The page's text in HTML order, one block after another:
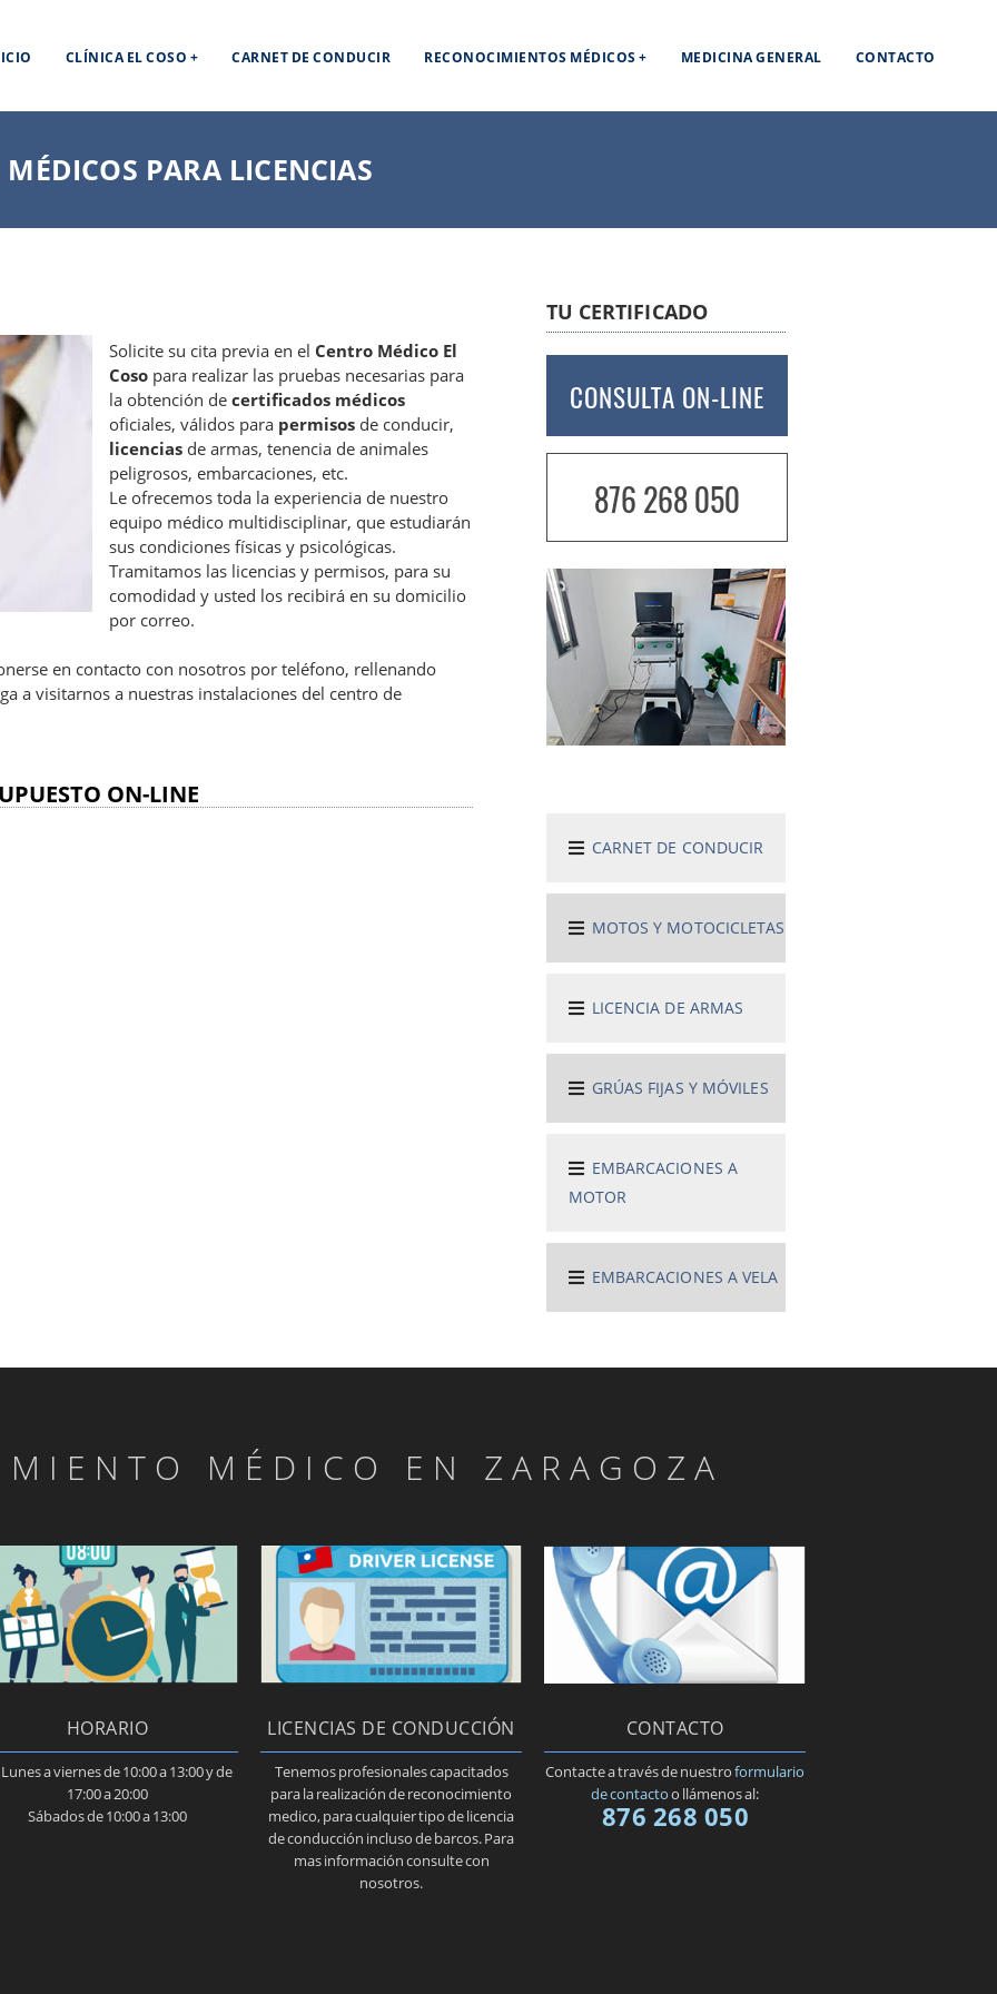
CLÍNICA EL COSO CARNET DE CONDUCIR RECONOCIMIENTOS MÉDICOS MEDICINA GENERAL CONTACTO
MÉDICOS PARA LICENCIAS
Solicite su cita previa en el Centro Médico El
Cosopara realizar las pruebas necesarias para
la obtención de certificados médicos
oficiales, válidos para permisos de conducir,
licencias de armas, tenencia de animales
peligrosos, embarcaciones, etc.
Le ofrecemos toda la experiencia de nuestro
equipo médico multidisciplinar, que estudiarán
sus condiciones físicas y psicológicas.
Tramitamos las licencias y permisos, para su
comodidad y usted los recibirá en su domicilio
por correo.
en contacto con nosotros por teléfono, rellenando
a visitarnos a nuestras instalaciones del centro de
ON-LINE
TU CERTIFICADO
CONSULTA ON-LINE
876 268 050
CARNET DE CONDUCIR
MOTOS Y MOTOCICLETAS
LICENCIA DE ARMAS
GRÚAS FIJAS Y MÓVILES
EMBARCACIONES A
MOTOR
EMBARCACIONES A VELA
MÉDICO EN ZARAGOZA
HORARIO
a viernes de 10:00 a 13:00 y de
17:00 a 20:00
Sábados de 10:00 a 13:00
LICENCIAS DE CONDUCCIÓN
Tenemos profesionales capacitados
para la realización de reconocimiento
medico, para cualquier tipo de licencia
de conducción incluso de barcos. Para
mas información consulte con
nosotros.
CONTACTO
Contacte a través de nuestroformulario
de contactoo llámenos al:
876 268 050